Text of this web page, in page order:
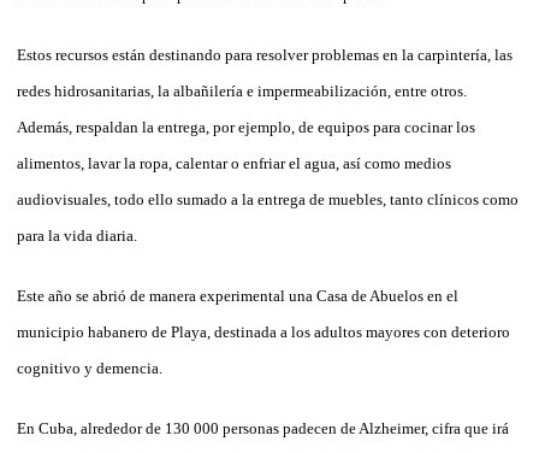
Estos recursos están destinando para resolver problemas en la carpintería, las
redes hidrosanitarias, la albañilería e impermeabilización, entre otros.
Además, respaldan la entrega, por ejemplo, de equipos para cocinar los
alimentos, lavar la ropa, calentar o enfriar el agua, así como medios
audiovisuales, todo ello sumado a la entrega de muebles, tanto clínicos como
para la vida diaria.
Este año se abrió de manera experimental una Casa de Abuelos en el
municipio habanero de Playa, destinada a los adultos mayores con deterioro
cognitivo y demencia.
En Cuba, alrededor de 130 000 personas padecen de Alzheimer, cifra que irá